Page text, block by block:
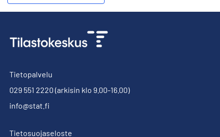
Tietopalvelu
029 551 2220 (arkisin klo 9.00-16.00)
info@stat.fi
Tietosuojaseloste